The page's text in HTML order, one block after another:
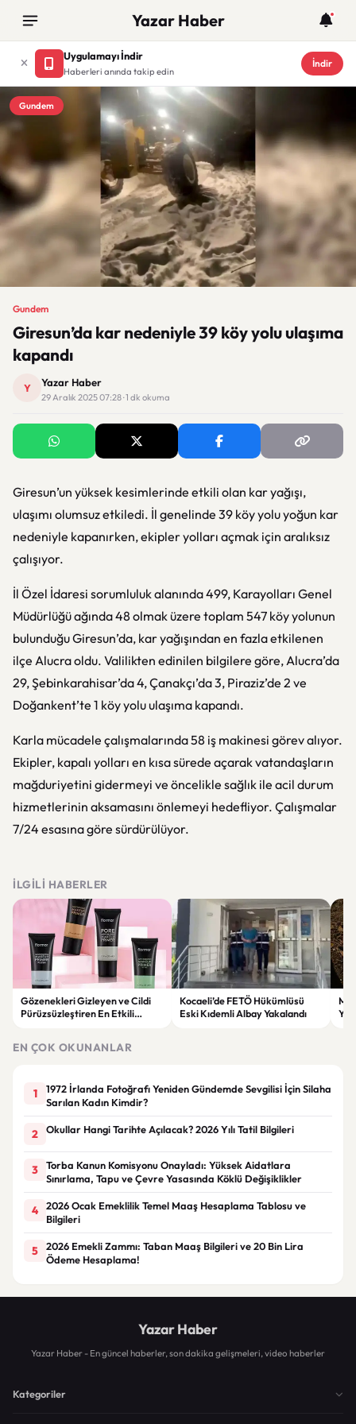
Yazar Haber
Uygulamayı İndir
Haberleri anında takip edin
İndir
Gundem
Gundem
Giresun’da kar nedeniyle 39 köy yolu ulaşıma
kapandı
Y Yazar Haber
29 Aralık 2025 07:28 · 1 dk okuma
Giresun’un yüksek kesimlerinde etkili olan kar yağışı,
ulaşımı olumsuz etkiledi. İl genelinde 39 köy yolu yoğun kar
nedeniyle kapanırken, ekipler yolları açmak için aralıksız
çalışıyor.
İl Özel İdaresi sorumluluk alanında 499, Karayolları Genel
Müdürlüğü ağında 48 olmak üzere toplam 547 köy yolunun
bulunduğu Giresun’da, kar yağışından en fazla etkilenen
ilçe Alucra oldu. Valilikten edinilen bilgilere göre, Alucra’da
29, Şebinkarahisar’da 4, Çanakçı’da 3, Piraziz’de 2 ve
Doğankent’te 1 köy yolu ulaşıma kapandı.
Karla mücadele çalışmalarında 58 iş makinesi görev alıyor.
Ekipler, kapalı yolları en kısa sürede açarak vatandaşların
mağduriyetini gidermeyi ve öncelikle sağlık ile acil durum
hizmetlerinin aksamasını önlemeyi hedefliyor. Çalışmalar
7/24 esasına göre sürdürülüyor.
İLGILI HABERLER
Gözenekleri Gizleyen ve Cildi
Pürüzsüzleştiren En Etkili
Kocaeli’de FETÖ Hükümlüsü
Eski Kıdemli Albay Yakalandı
EN ÇOK OKUNANLAR
1
1972 İrlanda Fotoğrafı Yeniden Gündemde Sevgilisi İçin Silaha
Sarılan Kadın Kimdir?
2 Okullar Hangi Tarihte Açılacak? 2026 Yılı Tatil Bilgileri
3
Torba Kanun Komisyonu Onayladı: Yüksek Aidatlara
Sınırlama, Tapu ve Çevre Yasasında Köklü Değişiklikler
4
2026 Ocak Emeklilik Temel Maaş Hesaplama Tablosu ve
Bilgileri
5
2026 Emekli Zammı: Taban Maaş Bilgileri ve 20 Bin Lira
Ödeme Hesaplama!
Yazar Haber
Yazar Haber - En güncel haberler, son dakika gelişmeleri, video haberler
Kategoriler